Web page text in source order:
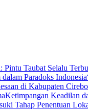
Ketimpangan Keadilan